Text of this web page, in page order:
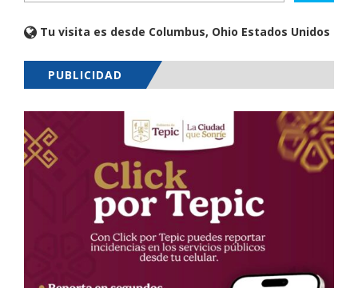
Tu visita es desde Columbus, Ohio Estados Unidos
PUBLICIDAD